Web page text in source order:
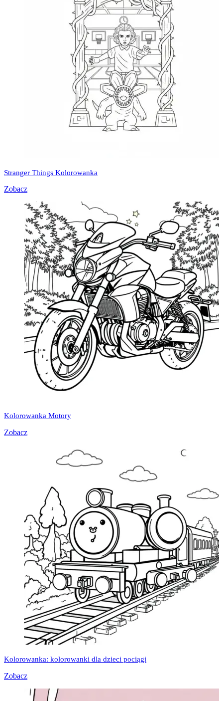
Stranger Things Kolorowanka
Zobacz
Kolorowanka Motory
Zobacz
Kolorowanka: kolorowanki dla dzieci pociągi
Zobacz